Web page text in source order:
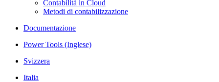
Contabilità in Cloud
Metodi di contabilizzazione
Documentazione
Power Tools (Inglese)
Svizzera
Italia